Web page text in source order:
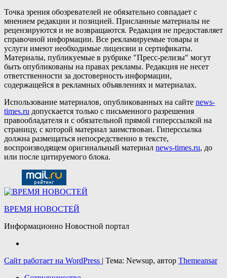
Точка зрения обозревателей не обязательно совпадает с
мнением редакции и позицией. Присланные материалы не
рецензируются и не возвращаются. Редакция не предоставляет
справочной информации. Все рекламируемые товары и
услуги имеют необходимые лицензии и сертификаты.
Материалы, публикуемые в рубрике "Пресс-релизы" могут
быть опубликованы на правах рекламы. Редакция не несет
ответственности за достоверность информации,
содержащейся в рекламных объявлениях и материалах.
Использование материалов, опубликованных на сайте news-
times.ru допускается только с письменного разрешения
правообладателя и с обязательной прямой гиперссылкой на
страницу, с которой материал заимствован. Гиперссылка
должна размещаться непосредственно в тексте,
воспроизводящем оригинальный материал news-times.ru, до
или после цитируемого блока.
ВРЕМЯ НОВОСТЕЙ
Информационно Новостной портал
Сайт работает на WordPress | Тема: Newsup, автор Themeansar